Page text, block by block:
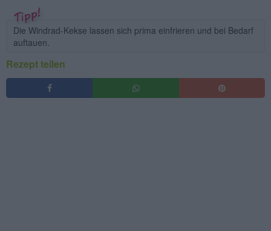
Die Windrad-Kekse lassen sich prima einfrieren und bei Bedarf
auftauen.
Rezept teilen